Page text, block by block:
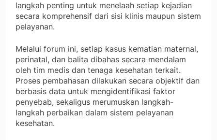
langkah penting untuk menelaah setiap kejadian
secara komprehensif dari sisi klinis maupun sistem
pelayanan.
Melalui forum ini, setiap kasus kematian maternal,
perinatal, dan balita dibahas secara mendalam
oleh tim medis dan tenaga kesehatan terkait.
Proses pembahasan dilakukan secara objektif dan
berbasis data untuk mengidentifikasi faktor
penyebab, sekaligus merumuskan langkah-
langkah perbaikan dalam sistem pelayanan
kesehatan.